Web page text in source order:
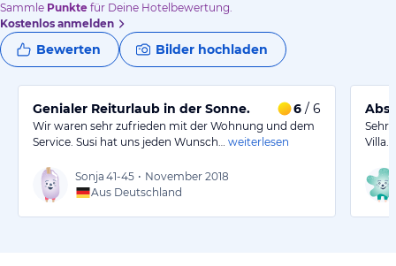
Sammle Punkte für Deine Hotelbewertung.
Kostenlos anmelden
Bewerten Bilder hochladen
Genialer Reiturlaub in der Sonne. 6 / 6
Wir waren sehr zufrieden mit der Wohnung und dem
Service. Susi hat uns jeden Wunsch…
weiterlesen
Sonja 41-45 • November 2018
Aus Deutschland
Sehr
Villa.